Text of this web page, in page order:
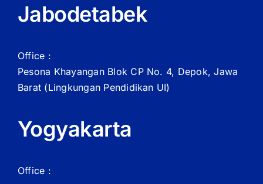
Jabodetabek
Office :
Pesona Khayangan Blok CP No. 4, Depok, Jawa
Barat (Lingkungan Pendidikan UI)
Yogyakarta
Office :